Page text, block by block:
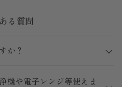
る質問
か？
機や電子レンジ等使えま